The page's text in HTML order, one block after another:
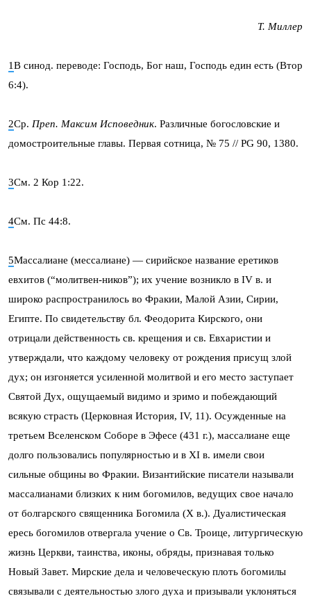
Т. Миллер
1В синод. переводе: Господь, Бог наш, Господь един есть (Втор
6:4).
2Ср. Преп. Максим Исповедник. Различные богословские и
домостроительные главы. Первая сотница, № 75 // PG 90, 1380.
3См. 2 Кор 1:22.
4См. Пс 44:8.
5Массалиане (мессалиане) — сирийское название еретиков
евхитов (“молитвен-ников”); их учение возникло в IV в. и
широко распространилось во Фракии, Малой Азии, Сирии,
Египте. По свидетельству бл. Феодорита Кирского, они
отрицали действенность св. крещения и св. Евхаристии и
утверждали, что каждому человеку от рождения присущ злой
дух; он изгоняется усиленной молитвой и его место заступает
Святой Дух, ощущаемый видимо и зримо и побеждающий
всякую страсть (Церковная История, IV, 11). Осужденные на
третьем Вселенском Соборе в Эфесе (431 г.), массалиане еще
долго пользовались популярностью и в XI в. имели свои
сильные общины во Фракии. Византийские писатели называли
массалианами близких к ним богомилов, ведущих свое начало
от болгарского священника Богомила (X в.). Дуалистическая
ересь богомилов отвергала учение о Св. Троице, литургическую
жизнь Церкви, таинства, иконы, обряды, признавая только
Новый Завет. Мирские дела и человеческую плоть богомилы
связывали с деятельностью злого духа и призывали уклоняться